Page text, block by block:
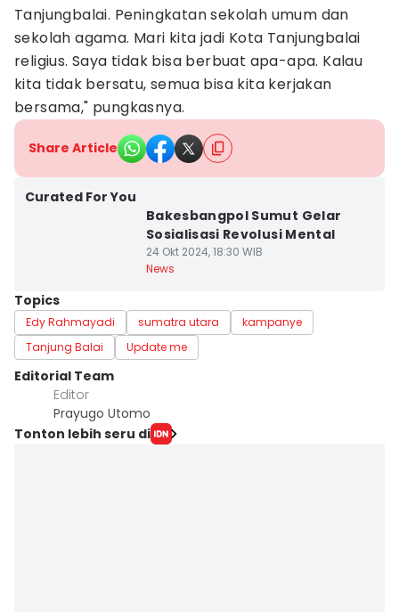
Tanjungbalai. Peningkatan sekolah umum dan
sekolah agama. Mari kita jadi Kota Tanjungbalai
religius. Saya tidak bisa berbuat apa-apa. Kalau
kita tidak bersatu, semua bisa kita kerjakan
bersama," pungkasnya.
Share Article
Curated For You
Bakesbangpol Sumut Gelar
Sosialisasi Revolusi Mental
24 Okt 2024, 18:30 WIB
News
Topics
Edy Rahmayadi sumatra utara
kampanye
Tanjung Balai
Update me
Editorial Team
Editor
Prayugo Utomo
Tonton lebih seru di